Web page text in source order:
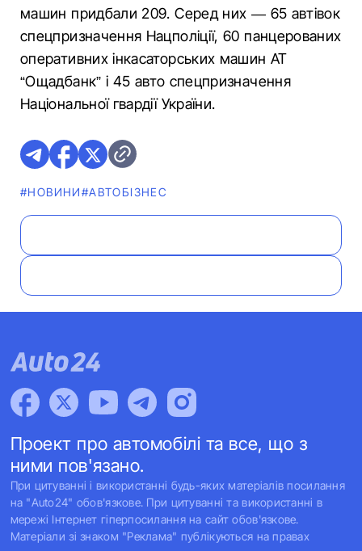
машин придбали 209. Серед них — 65 автівок
спецпризначення Нацполіції, 60 панцерованих
оперативних інкасаторських машин АТ
“Ощадбанк” і 45 авто спецпризначення
Національної гвардії України.
#НОВИНИ#АВТОБІЗНЕС
Проект про автомобілі та все, що з
ними пов'язано.
При цитуванні і використанні будь-яких матеріалів посилання
на "Auto24" обов'язкове. При цитуванні та використанні в
мережі Інтернет гіперпосилання на сайт обов'язкове.
Матеріали зі знаком "Реклама" публікуються на правах